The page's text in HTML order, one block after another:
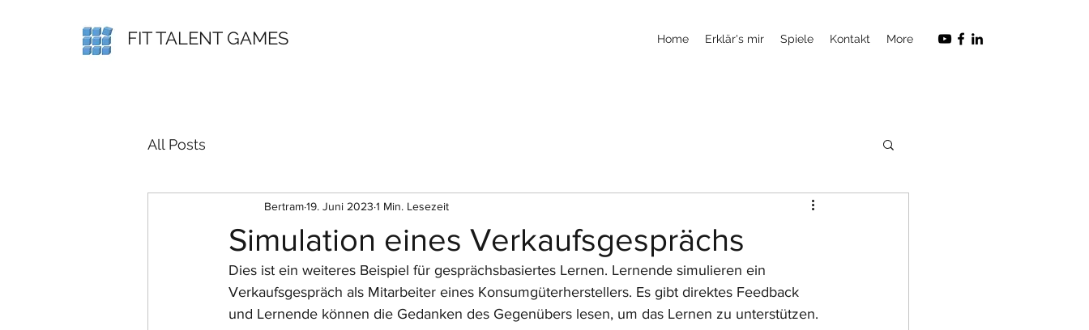
FIT TALENT GAMES Home Erklär's mir Spiele Kontakt More
All Posts
Simulation eines Verkaufsgesprächs
Bertram19. Juni 2023 1 Min. Lesezeit
Dies ist ein weiteres Beispiel für gesprächsbasiertes Lernen. Lernende simulieren ein
Verkaufsgespräch als Mitarbeiter eines Konsumgüterherstellers. Es gibt direktes Feedback
und Lernende können die Gedanken des Gegenübers lesen, um das Lernen zu unterstützen.